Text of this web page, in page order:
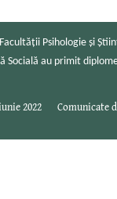
Psihologie şi
Socială au primit
2022 Comunicate